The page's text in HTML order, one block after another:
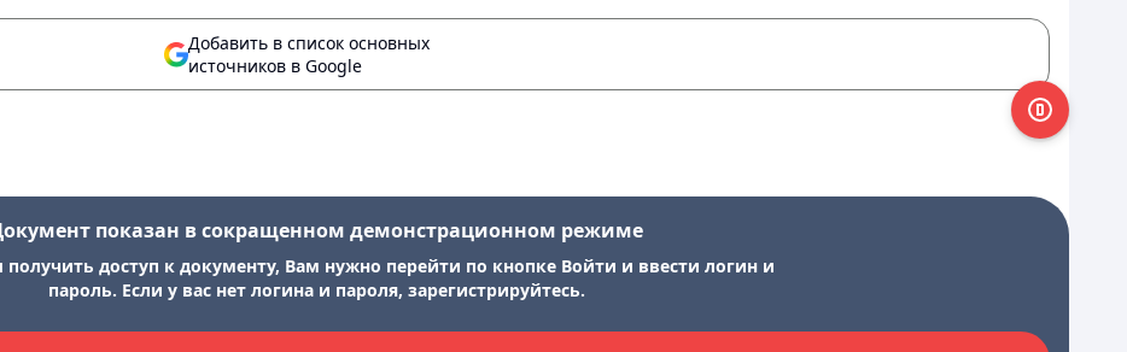
Добавить в список основных
источников в Google
показан в сокращенном демонстрационном режиме
получить доступ к документу, Вам нужно перейти по кнопке Войти и ввести логин и
пароль. Если у вас нет логина и пароля, зарегистрируйтесь.